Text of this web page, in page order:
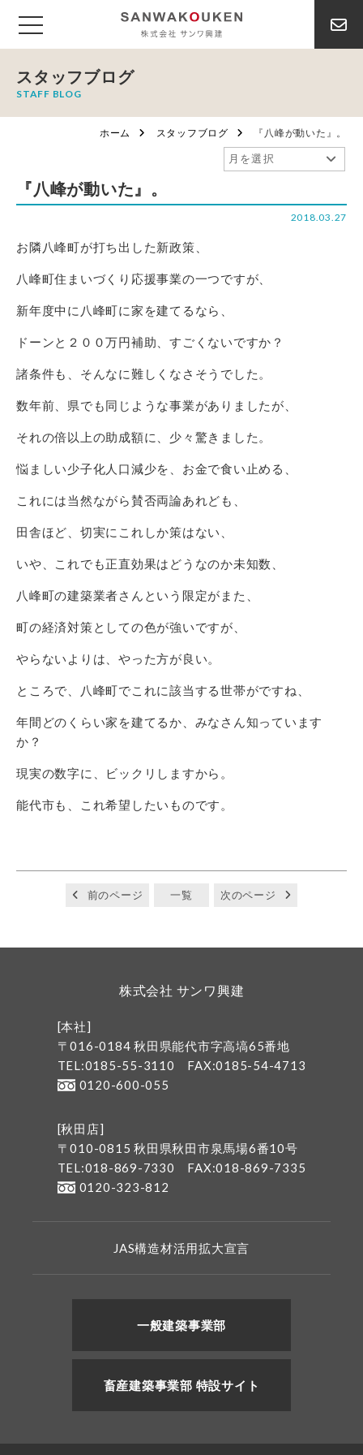
スタッフブログ
STAFF BLOG
ホーム スタッフブログ 『八峰が動いた』。
『八峰が動いた』。
2018.03.27
お隣八峰町が打ち出した新政策、
八峰町住まいづくり応援事業の一つですが、
新年度中に八峰町に家を建てるなら、
ドーンと２００万円補助、すごくないですか？
諸条件も、そんなに難しくなさそうでした。
数年前、県でも同じような事業がありましたが、
それの倍以上の助成額に、少々驚きました。
悩ましい少子化人口減少を、お金で食い止める、
これには当然ながら賛否両論あれども、
田舎ほど、切実にこれしか策はない、
いや、これでも正直効果はどうなのか未知数、
八峰町の建築業者さんという限定がまた、
町の経済対策としての色が強いですが、
やらないよりは、やった方が良い。
ところで、八峰町でこれに該当する世帯がですね、
年間どのくらい家を建てるか、みなさん知っています
か？
現実の数字に、ビックリしますから。
能代市も、これ希望したいものです。
前のページ 一覧 次のページ
株式会社 サンワ興建
[本社]
〒016-0184 秋田県能代市字高塙65番地
TEL:0185-55-3110
FAX:0185-54-4713
0120-600-055
[秋田店]
〒010-0815 秋田県秋田市泉馬場6番10号
TEL:018-869-7330
FAX:018-869-7335
0120-323-812
JAS構造材活用拡大宣言
一般建築事業部
畜産建築事業部 特設サイト